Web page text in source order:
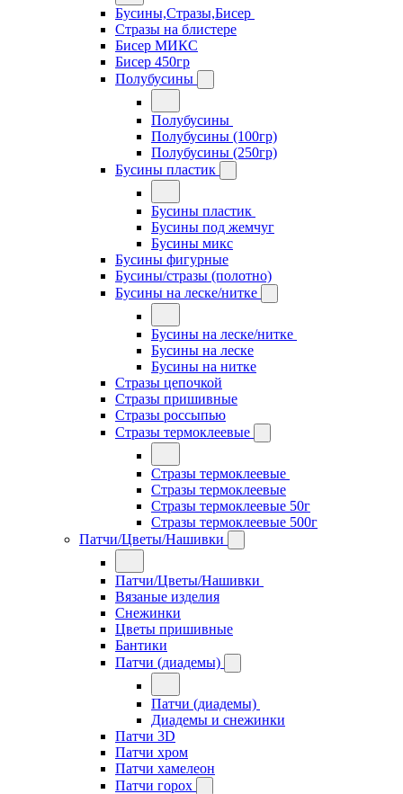
Бусины,Стразы,Бисер
Стразы на блистере
Бисер МИКС
Бисер 450гр
Полубусины
Полубусины
Полубусины (100гр)
Полубусины (250гр)
Бусины пластик
Бусины пластик
Бусины под жемчуг
Бусины микс
Бусины фигурные
Бусины/стразы (полотно)
Бусины на леске/нитке
Бусины на леске/нитке
Бусины на леске
Бусины на нитке
Стразы цепочкой
Стразы пришивные
Стразы россыпью
Стразы термоклеевые
Стразы термоклеевые
Стразы термоклеевые
Стразы термоклеевые 50г
Стразы термоклеевые 500г
Патчи/Цветы/Нашивки
Патчи/Цветы/Нашивки
Вязаные изделия
Снежинки
Цветы пришивные
Бантики
Патчи (диадемы)
Патчи (диадемы)
Диадемы и снежинки
Патчи 3D
Патчи хром
Патчи хамелеон
Патчи горох